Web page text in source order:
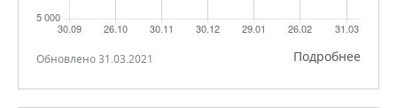
Обновлено 31.03.2021 Подробнее